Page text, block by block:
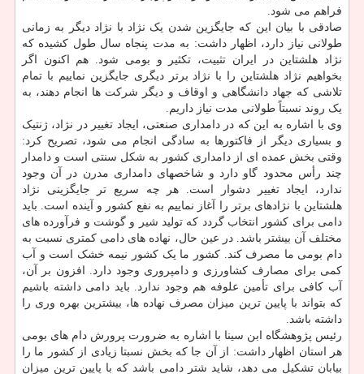
فراهم می شود.
صادقی با بیان این که جایگزین شدن یک نژاد با نژاد دیگر به زمانی
طولانی نیاز دارد، اظهار داشت: به مدت پنجاه سال طول کشیده که
نژاد هلشتاین در ایران تثبیت، تکثیر و بومی شود. هم اکنون اگر
بخواهیم نژاد هلشتاین را با نژاد برتر دیگری جایگزین نماییم با تمام
تلاشی که جهاد دانشگاهی و اوقاف و دیگر شرکت ها انجام دهند، به
یک روند نسبتاً طولانی مدت نیاز داریم.
وی با اشاره به این که در دامداری صنعتی، ایجاد تغییر در نژاد، ژنتیک
و بسیاری دیگر از فاکتورها به سادگی انجام می شود، تصریح کرد:
وقتی بخش عمده ای از دامداری کشور به شکل سنتی است و دامدار
چند رأس محدود گاو دارد و شاخصهای دامداری مدرن در آن وجود
ندارد، ایجاد تغییر دشوار است. هر چه سریع تر جایگزینی نژاد
هلشتاین با نژادهای برتر را آغاز نماییم به نفع کشور و آینده است. باید
دامی برای کشور انتخاب گردد که تولید شیر و گوشت و فرآورده های
مختلف آن بیشتر باشد. در عین حال، نهاده های دامی کمتری نسبت به
دام بومی ما مصرف کند. کشور ما یک کشور نیمه خشک است و آب
کمی برای مصارف کشاورزی و دامپروری وجود دارد. افزون بر آن،
آب کافی برای تأمین علوفه هم وجود ندارد. باید دامی داشته باشیم
که بتواند با پایین ترین میزان مصرف نهاده ها، بیشترین بهره وری را
داشته باشد.
رئیس پژوهشگاه ابن سینا با اشاره به ضرورت پرورش دام های بومی
هر استان اظهار داشت: از آن جا که بخش نسبتا زیادی از کشور ما را
بیابان تشکیل می دهد، شاید شتر دامی باشد که با پایین ترین میزان